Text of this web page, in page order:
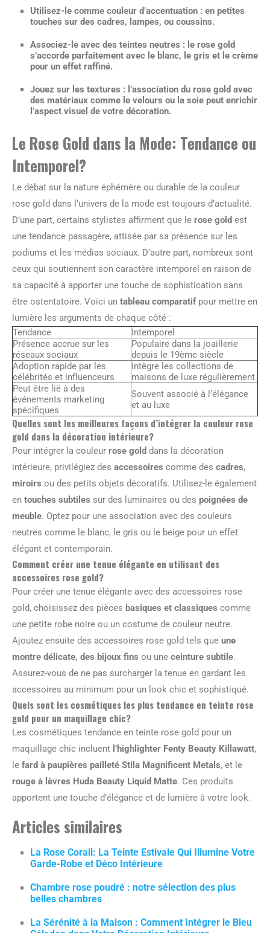
Utilisez-le comme couleur d’accentuation : en petites
touches sur des cadres, lampes, ou coussins.
Associez-le avec des teintes neutres : le rose gold
s’accorde parfaitement avec le blanc, le gris et le crème
pour un effet raffiné.
Jouez sur les textures : l’association du rose gold avec
des matériaux comme le velours ou la soie peut enrichir
l’aspect visuel de votre décoration.
Le Rose Gold dans la Mode: Tendance ou
Intemporel?
Le débat sur la nature éphémère ou durable de la couleur
rose gold dans l’univers de la mode est toujours d’actualité.
D’une part, certains stylistes affirment que le rose gold est
une tendance passagère, attisée par sa présence sur les
podiums et les médias sociaux. D’autre part, nombreux sont
ceux qui soutiennent son caractère intemporel en raison de
sa capacité à apporter une touche de sophistication sans
être ostentatoire. Voici un tableau comparatifpour mettre en
lumière les arguments de chaque côté :
Tendance
Intemporel
Présence accrue sur les
réseaux sociaux
Populaire dans la joaillerie
depuis le 19ème siècle
Adoption rapide par les
célébrités et influenceurs
Intègre les collections de
maisons de luxe régulièrement
Peut être lié à des
événements marketing
spécifiques
Souvent associé à l’élégance
et au luxe
Quelles sont les meilleures façons d’intégrer la couleur rose
gold dans la décoration intérieure?
Pour intégrer la couleur rose gold dans la décoration
intérieure, privilégiez des accessoires comme des cadres,
miroirs ou des petits objets décoratifs. Utilisez-le également
en touches subtiles sur des luminaires ou des poignées de
meuble. Optez pour une association avec des couleurs
neutres comme le blanc, le gris ou le beige pour un effet
élégant et contemporain.
Comment créer une tenue élégante en utilisant des
accessoires rose gold?
Pour créer une tenue élégante avec des accessoires rose
gold, choisissez des pièces basiques et classiques comme
une petite robe noire ou un costume de couleur neutre.
Ajoutez ensuite des accessoires rose gold tels que une
montre délicate, des bijoux fins ou une ceinture subtile.
Assurez-vous de ne pas surcharger la tenue en gardant les
accessoires au minimum pour un look chic et sophistiqué.
Quels sont les cosmétiques les plus tendance en teinte rose
gold pour un maquillage chic?
Les cosmétiques tendance en teinte rose gold pour un
maquillage chic incluent l’highlighter Fenty Beauty Killawatt,
le fard à paupières pailleté Stila Magnificent Metals, et le
rouge à lèvres Huda Beauty Liquid Matte. Ces produits
apportent une touche d’élégance et de lumière à votre look.
Articles similaires
La Rose Corail: La Teinte Estivale Qui Illumine Votre
Garde-Robe et Déco Intérieure
Chambre rose poudré : notre sélection des plus
belles chambres
La Sérénité à la Maison : Comment Intégrer le Bleu